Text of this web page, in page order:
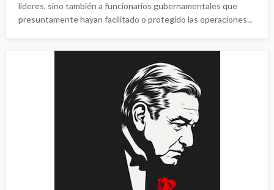
líderes, sino también a funcionarios gubernamentales que
presuntamente hayan facilitado o protegido las operaciones...